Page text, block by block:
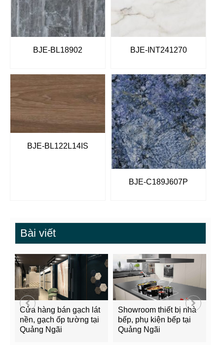
BJE-BL18902 BJE-INT241270
BJE-BL122L14IS
BJE-C189J607P
Bài viết
Cửa hàng bán gạch lát
nền, gạch ốp tường tại
Quảng Ngãi
Showroom thiết bị nhà
bếp, phụ kiện bếp tại
Quảng Ngãi